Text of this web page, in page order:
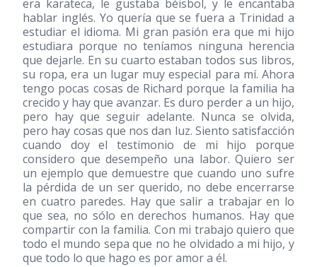
era karateca, le gustaba béisbol, y le encantaba
hablar inglés. Yo quería que se fuera a Trinidad a
estudiar el idioma. Mi gran pasión era que mi hijo
estudiara porque no teníamos ninguna herencia
que dejarle. En su cuarto estaban todos sus libros,
su ropa, era un lugar muy especial para mí. Ahora
tengo pocas cosas de Richard porque la familia ha
crecido y hay que avanzar. Es duro perder a un hijo,
pero hay que seguir adelante. Nunca se olvida,
pero hay cosas que nos dan luz. Siento satisfacción
cuando doy el testimonio de mi hijo porque
considero que desempeño una labor. Quiero ser
un ejemplo que demuestre que cuando uno sufre
la pérdida de un ser querido, no debe encerrarse
en cuatro paredes. Hay que salir a trabajar en lo
que sea, no sólo en derechos humanos. Hay que
compartir con la familia. Con mi trabajo quiero que
todo el mundo sepa que no he olvidado a mi hijo, y
que todo lo que hago es por amor a él.